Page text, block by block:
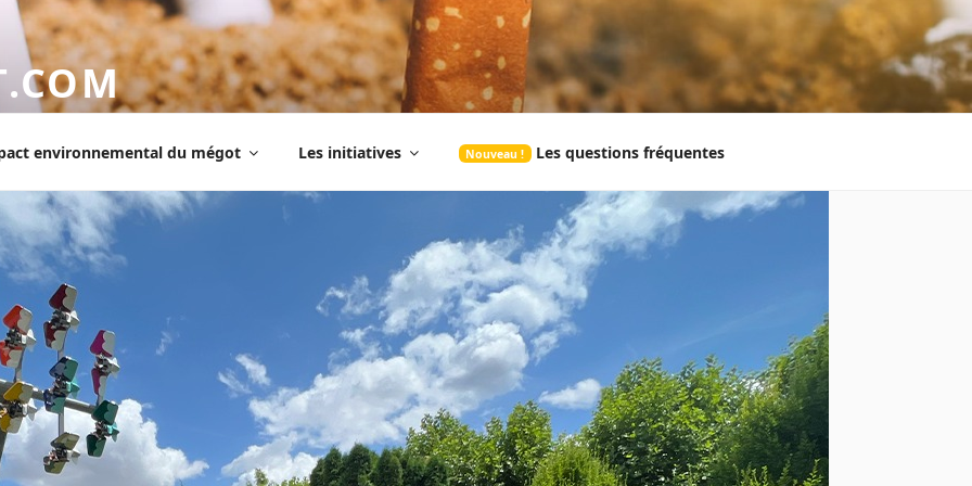
générée par les mégots de cigarettes
environnemental du mégot Les initiatives Nouveau ! Les questions fréquentes